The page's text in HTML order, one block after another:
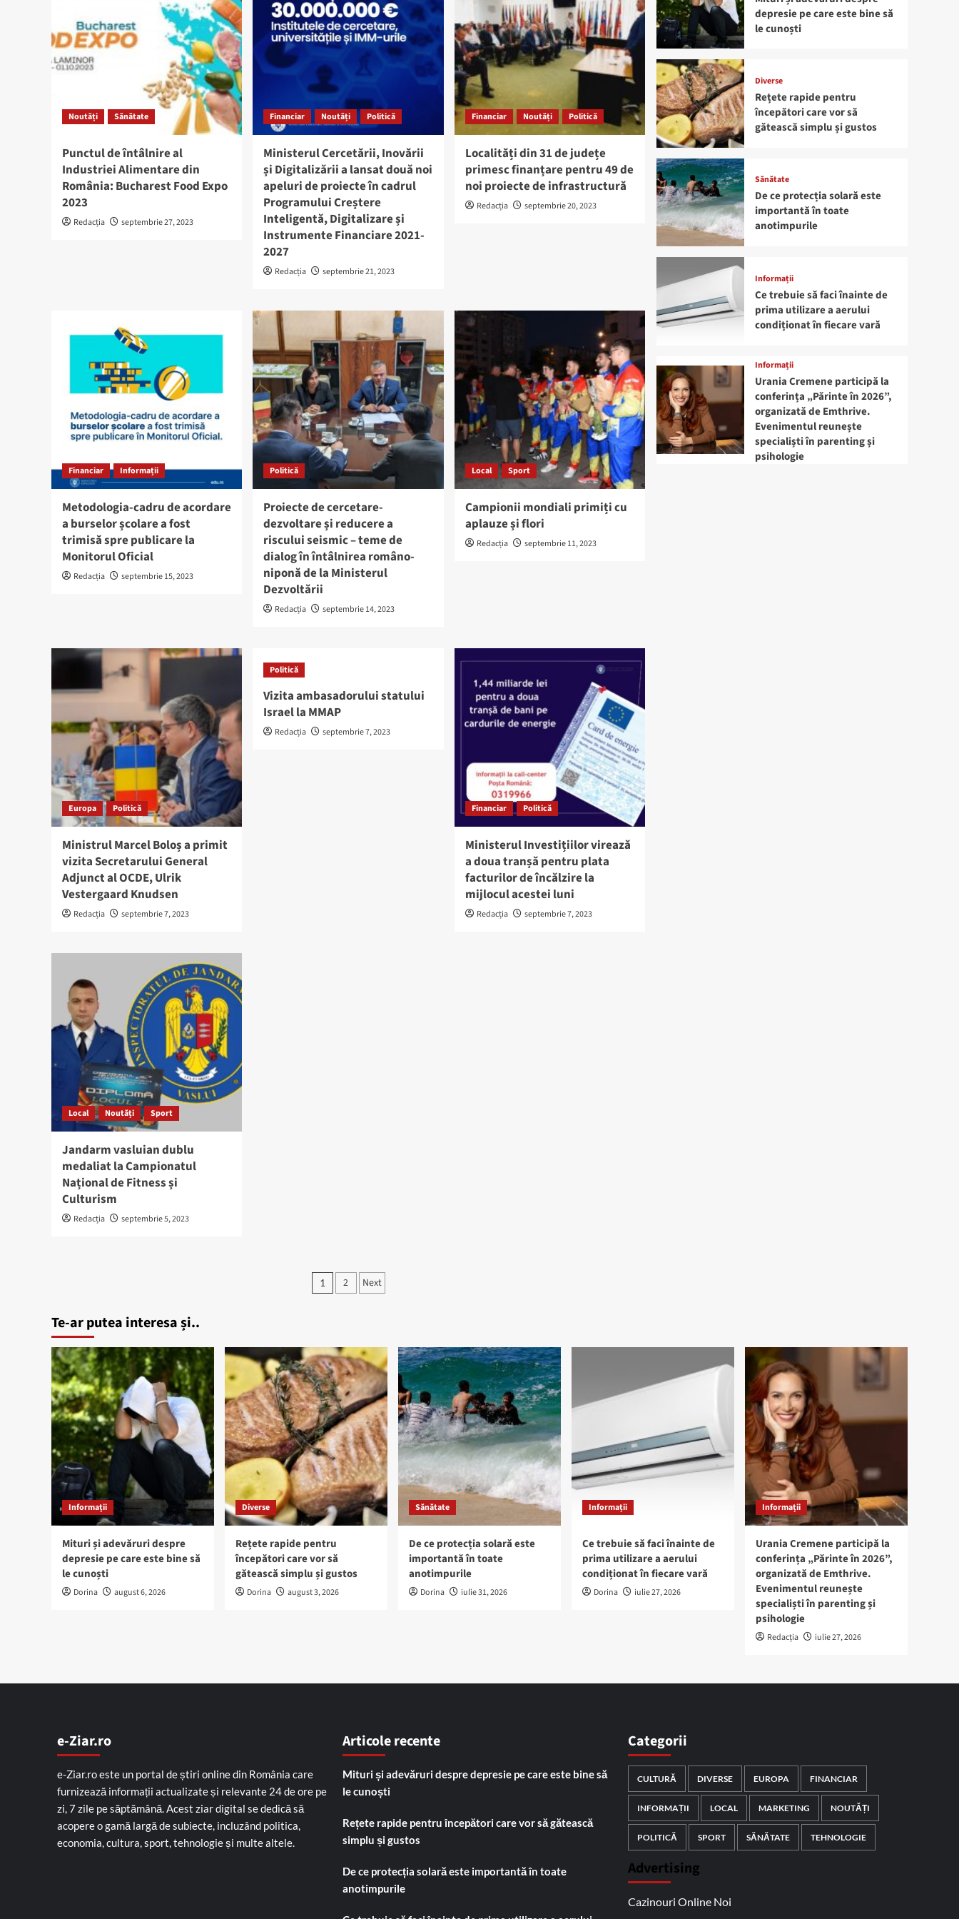
Noutăți Sănătate
Punctul de întâlnire al
Industriei Alimentare din
România: Bucharest Food Expo
2023
Redacția septembrie 27, 2023
Financiar Noutăți Politică
Ministerul Cercetării, Inovării
și Digitalizării a lansat două noi
apeluri de proiecte în cadrul
Programului Creștere
Inteligentă, Digitalizare și
Instrumente Financiare 2021-
2027
Redacția septembrie 21, 2023
Financiar Noutăți Politică
Localități din 31 de județe
primesc finanțare pentru 49 de
noi proiecte de infrastructură
Redacția septembrie 20, 2023
Financiar Informații
Metodologia-cadru de acordare
a burselor școlare a fost
trimisă spre publicare la
Monitorul Oficial
Redacția septembrie 15, 2023
Politică
Proiecte de cercetare-
dezvoltare și reducere a
riscului seismic – teme de
dialog în întâlnirea româno-
niponă de la Ministerul
Dezvoltării
Redacția septembrie 14, 2023
Local Sport
Campionii mondiali primiți cu
aplauze și flori
Redacția septembrie 11, 2023
Europa Politică
Ministrul Marcel Boloș a primit
vizita Secretarului General
Adjunct al OCDE, Ulrik
Vestergaard Knudsen
Redacția septembrie 7, 2023
Politică
Vizita ambasadorului statului
Israel la MMAP
Redacția septembrie 7, 2023
Financiar Politică
Ministerul Investițiilor virează
a doua tranșă pentru plata
facturilor de încălzire la
mijlocul acestei luni
Redacția septembrie 7, 2023
Local Noutăți Sport
Jandarm vasluian dublu
medaliat la Campionatul
Național de Fitness și
Culturism
Redacția septembrie 5, 2023
Paginație
1 2 Next
depresie pe care este bine să
le cunoști
Diverse
Rețete rapide pentru
începători care vor să
gătească simplu și gustos
Sănătate
De ce protecția solară este
importantă în toate
anotimpurile
Informații
Ce trebuie să faci înainte de
prima utilizare a aerului
condiționat în fiecare vară
Informații
Urania Cremene participă la
conferința „Părinte în 2026”,
organizată de Emthrive.
Evenimentul reunește
specialiști în parenting și
psihologie
Te-ar putea interesa și..
Informații
Mituri și adevăruri despre
depresie pe care este bine să
le cunoști
Dorina august 6, 2026
Diverse
Rețete rapide pentru
începători care vor să
gătească simplu și gustos
Dorina august 3, 2026
Sănătate
De ce protecția solară este
importantă în toate
anotimpurile
Dorina iulie 31, 2026
Informații
Ce trebuie să faci înainte de
prima utilizare a aerului
condiționat în fiecare vară
Dorina iulie 27, 2026
Informații
Urania Cremene participă la
conferința „Părinte în 2026”,
organizată de Emthrive.
Evenimentul reunește
specialiști în parenting și
psihologie
Redacția iulie 27, 2026
e-Ziar.ro
e-Ziar.ro este un portal de știri online din România care
furnizează informații actualizate și relevante 24 de ore pe
zi, 7 zile pe săptămână. Acest ziar digital se dedică să
acopere o gamă largă de subiecte, incluzând politica,
economia, cultura, sport, tehnologie și multe altele.
Articole recente
Mituri și adevăruri despre depresie pe care este bine să
le cunoști
Rețete rapide pentru începători care vor să gătească
simplu și gustos
De ce protecția solară este importantă în toate
anotimpurile
Categorii
CULTURĂ DIVERSE EUROPA FINANCIAR
INFORMAȚII LOCAL MARKETING NOUTĂȚI
POLITICĂ SPORT SĂNĂTATE TEHNOLOGIE
Advertising
Cazinouri Online Noi